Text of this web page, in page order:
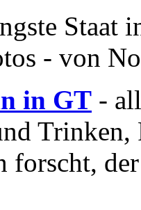
Staat
- von
in GT -
forscht,